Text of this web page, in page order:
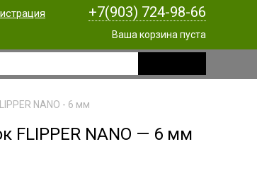
+7(903) 724-98-66
Ваша корзина пуста
NANO - 6 мм
FLIPPER NANO — 6 мм